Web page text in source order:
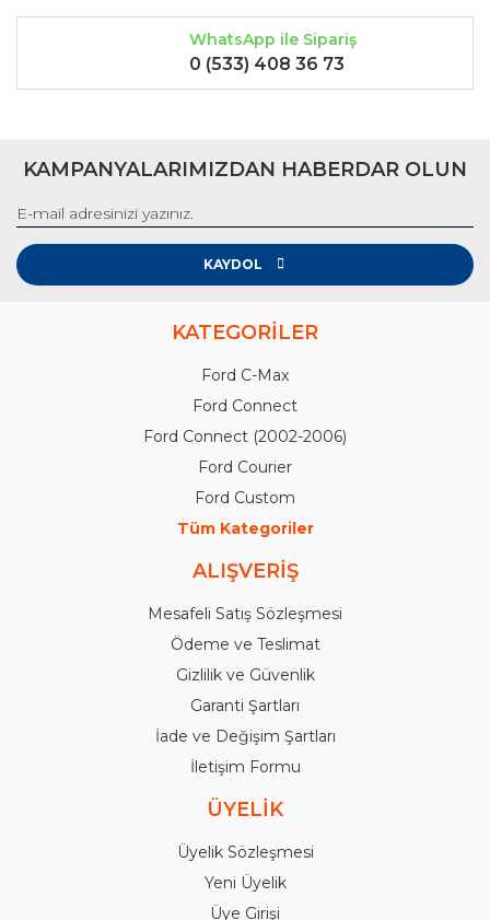
WhatsApp ile Sipariş
0 (533) 408 36 73
KAMPANYALARIMIZDAN HABERDAR OLUN
KAYDOL
KATEGORİLER
Ford C-Max
Ford Connect
Ford Connect (2002-2006)
Ford Courier
Ford Custom
Tüm Kategoriler
ALIŞVERİŞ
Mesafeli Satış Sözleşmesi
Ödeme ve Teslimat
Gizlilik ve Güvenlik
Garanti Şartları
İade ve Değişim Şartları
İletişim Formu
ÜYELİK
Üyelik Sözleşmesi
Yeni Üyelik
Üye Girişi